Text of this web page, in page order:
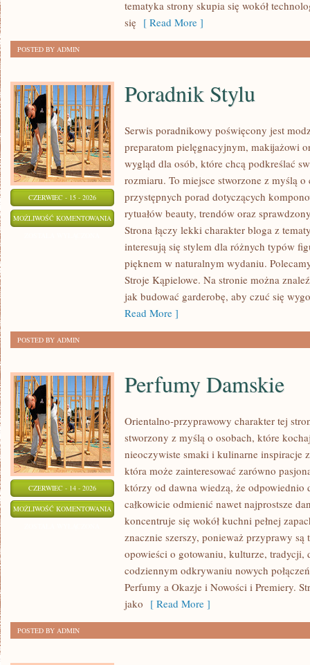
tematyka strony skupia się wokół
się [ Read More ]
POSTED BY ADMIN
CZERWIEC - 15 - 2026
MOŻLIWOŚĆ KOMENTOWANIA PORADNIK
STYLU
Poradnik Stylu
Serwis poradnikowy poświęcony jest
preparatom pielęgnacyjnym, makijażowi
wygląd dla osób, które chcą podkreślać
rozmiaru. To miejsce stworzone z myślą
przystępnych porad dotyczących
rytuałów beauty, trendów oraz
Strona łączy lekki charakter bloga z
interesują się stylem dla różnych typów
pięknem w naturalnym wydaniu.
Stroje Kąpielowe. Na stronie można
jak budować garderobę, aby czuć się
Read More ]
POSTED BY ADMIN
CZERWIEC - 14 - 2026
MOŻLIWOŚĆ KOMENTOWANIA PERFUMY
DAMSKIE
Perfumy Damskie
Orientalno-przyprawowy charakter tej
stworzony z myślą o osobach, które
nieoczywiste smaki i kulinarne inspiracje
która może zainteresować zarówno
którzy od dawna wiedzą, że odpowiednio
całkowicie odmienić nawet najprostsze
koncentruje się wokół kuchni pełnej
znacznie szerszy, ponieważ przyprawy
opowieści o gotowaniu, kulturze, tradycji,
codziennym odkrywaniu nowych
Perfumy a Okazje i Nowości i Premiery.
jako [ Read More ]
POSTED BY ADMIN